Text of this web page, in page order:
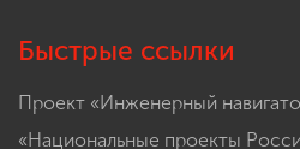
Быстрые ссылки
Проект «Инженерный
«Национальные проекты